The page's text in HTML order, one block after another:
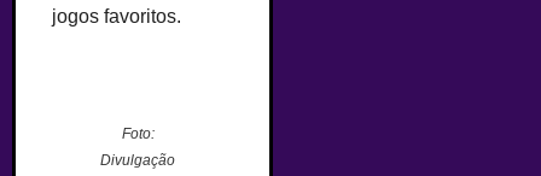
jogos favoritos.
Foto:
Divulgação